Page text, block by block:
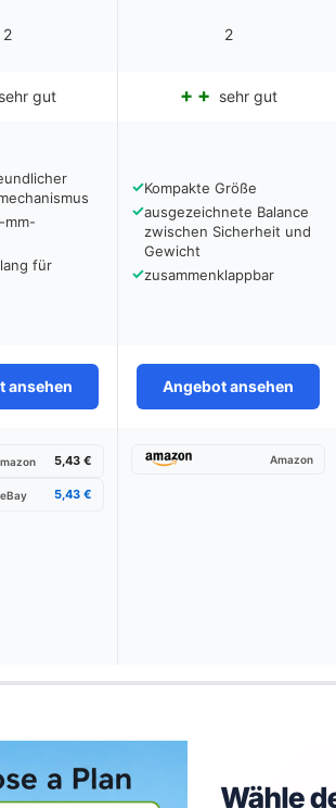
2 2
sehr gut sehr gut
mm-
für
✓Kompakte Größe
✓ausgezeichnete Balance
zwischen Sicherheit und
Gewicht
✓zusammenklappbar
ansehen Angebot ansehen
5,43 €
eBay 5,43 €
Amazon